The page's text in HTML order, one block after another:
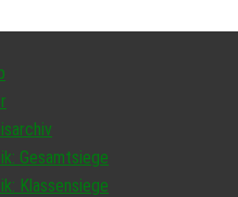
Gesamtsiege
Klassensiege